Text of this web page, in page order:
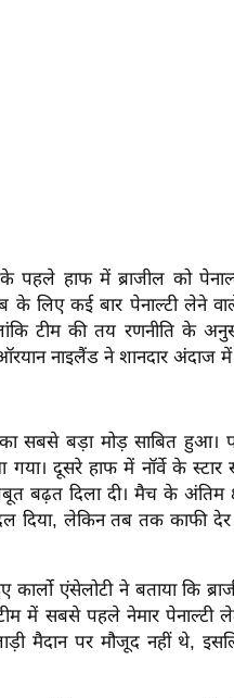
पहले हाफ में ब्राजील को
के लिए कई बार पेनाल्टी लेने
टीम की तय रणनीति के
नाइलैंड ने शानदार अंदाज में
सबसे बड़ा मोड़ साबित हुआ।
दूसरे हाफ में नॉर्वे के स्टार
बढ़त दिला दी। मैच के अंतिम
दिया, लेकिन तब तक काफी
एंसेलोटी ने बताया कि
में सबसे पहले नेमार पेनाल्टी
मैदान पर मौजूद नहीं थे,